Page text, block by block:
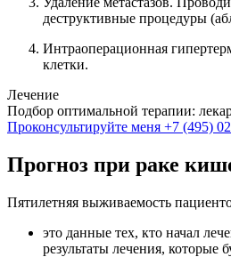
деструктивные процедуры
Интраоперационная
клетки.
Лечение
Подбор оптимальной терапии:
Проконсультируйте меня +7 (495)
Прогноз при раке
Пятилетняя выживаемость
это данные тех, кто начал
результаты лечения, которые